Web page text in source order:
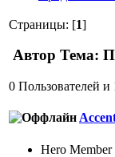
Страницы: [1]
Автор Тема:
0 Пользователей и
Hero Member